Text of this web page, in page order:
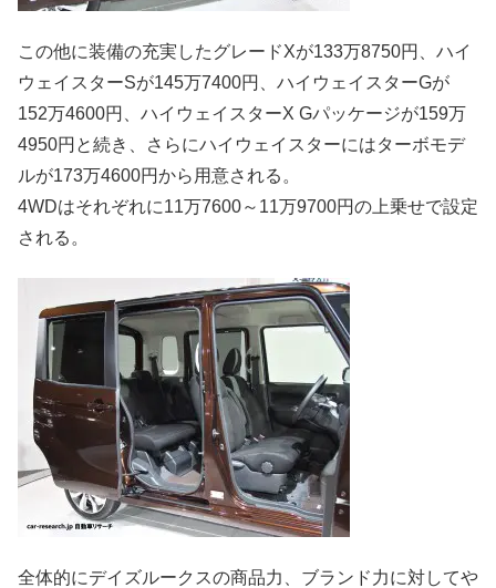
この他に装備の充実したグレードXが133万8750円、ハイ
ウェイスターSが145万7400円、ハイウェイスターGが
152万4600円、ハイウェイスターX Gパッケージが159万
4950円と続き、さらにハイウェイスターにはターボモデ
ルが173万4600円から用意される。
4WDはそれぞれに11万7600～11万9700円の上乗せで設定
される。
全体的にデイズルークスの商品力、ブランド力に対してや